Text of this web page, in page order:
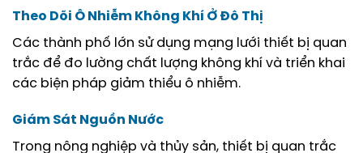
Theo Dõi Ô Nhiễm Không Khí Ở Đô Thị
Các thành phố lớn sử dụng mạng lưới thiết bị quan
trắc để đo lường chất lượng không khí và triển khai
các biện pháp giảm thiểu ô nhiễm.
Giám Sát Nguồn Nước
Trong nông nghiệp và thủy sản, thiết bị quan trắc